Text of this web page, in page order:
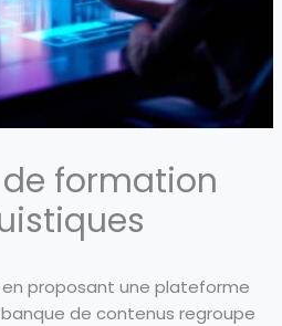
formation
en proposant une plateforme
de contenus regroupe